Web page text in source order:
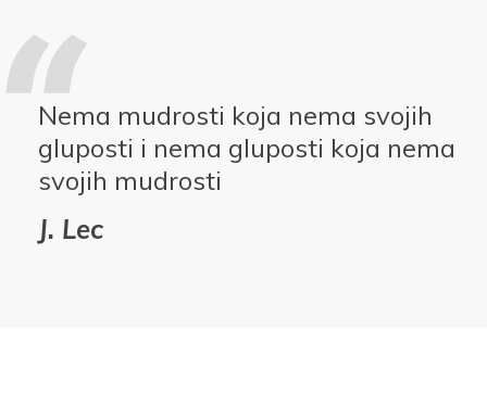
Nema mudrosti koja nema svojih
gluposti i nema gluposti koja nema
svojih mudrosti
J. Lec